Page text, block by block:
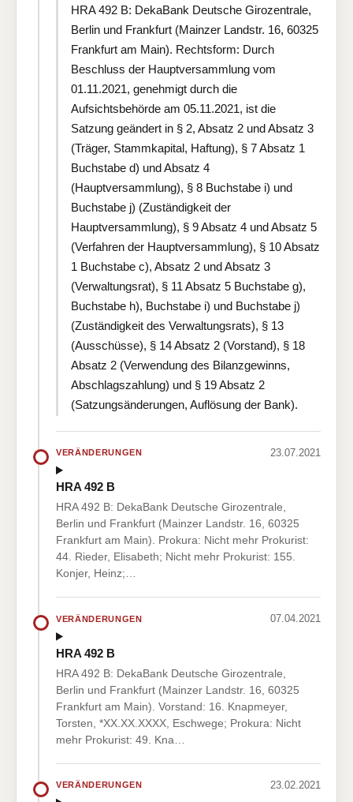
HRA 492 B: DekaBank Deutsche Girozentrale,
Berlin und Frankfurt (Mainzer Landstr. 16, 60325
Frankfurt am Main). Rechtsform: Durch
Beschluss der Hauptversammlung vom
01.11.2021, genehmigt durch die
Aufsichtsbehörde am 05.11.2021, ist die
Satzung geändert in § 2, Absatz 2 und Absatz 3
(Träger, Stammkapital, Haftung), § 7 Absatz 1
Buchstabe d) und Absatz 4
(Hauptversammlung), § 8 Buchstabe i) und
Buchstabe j) (Zuständigkeit der
Hauptversammlung), § 9 Absatz 4 und Absatz 5
(Verfahren der Hauptversammlung), § 10 Absatz
1 Buchstabe c), Absatz 2 und Absatz 3
(Verwaltungsrat), § 11 Absatz 5 Buchstabe g),
Buchstabe h), Buchstabe i) und Buchstabe j)
(Zuständigkeit des Verwaltungsrats), § 13
(Ausschüsse), § 14 Absatz 2 (Vorstand), § 18
Absatz 2 (Verwendung des Bilanzgewinns,
Abschlagszahlung) und § 19 Absatz 2
(Satzungsänderungen, Auflösung der Bank).
VERÄNDERUNGEN 23.07.2021
HRA 492 B
HRA 492 B: DekaBank Deutsche Girozentrale,
Berlin und Frankfurt (Mainzer Landstr. 16, 60325
Frankfurt am Main). Prokura: Nicht mehr Prokurist:
44. Rieder, Elisabeth; Nicht mehr Prokurist: 155.
Konjer, Heinz;…
VERÄNDERUNGEN 07.04.2021
HRA 492 B
HRA 492 B: DekaBank Deutsche Girozentrale,
Berlin und Frankfurt (Mainzer Landstr. 16, 60325
Frankfurt am Main). Vorstand: 16. Knapmeyer,
Torsten, *XX.XX.XXXX, Eschwege; Prokura: Nicht
mehr Prokurist: 49. Kna…
VERÄNDERUNGEN 23.02.2021